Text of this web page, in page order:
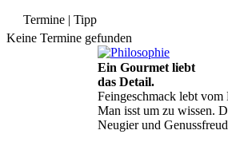
Termine | Tipp
Keine Termine gefunden
Ein Gourmet liebt
das Detail.
Feingeschmack lebt vom
Man isst um zu wissen.
Neugier und